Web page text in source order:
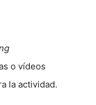
o vídeos
la actividad.